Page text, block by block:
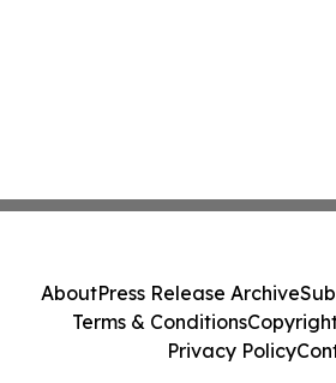
AboutPress Release Archive
Terms & Conditions
Privacy Policy